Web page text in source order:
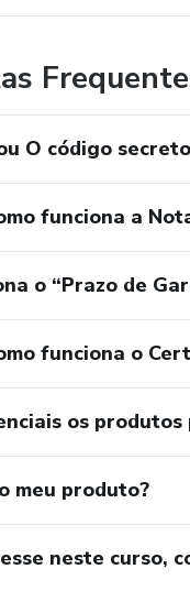
O código
funciona a
o “Prazo de
funciona o
os produtos
meu produto?
neste curso,